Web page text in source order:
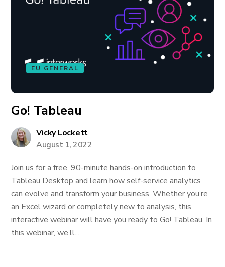
EU GENERAL
Go! Tableau
Vicky Lockett
August 1, 2022
Join us for a free, 90-minute hands-on introduction to
Tableau Desktop and learn how self-service analytics
can evolve and transform your business. Whether you’re
an Excel wizard or completely new to analysis, this
interactive webinar will have you ready to Go! Tableau. In
this webinar, we’ll...